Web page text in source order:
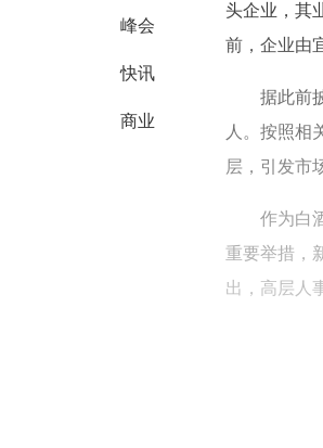
峰会
快讯
商业
头企业，其
前，企业由
据此前
人。按照相
层，引发市
作为白
重要举措，
出，高层人